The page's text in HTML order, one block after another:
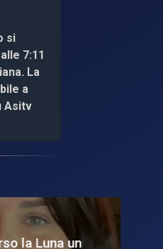
si
7:11
La
a
Asitv
la Luna un